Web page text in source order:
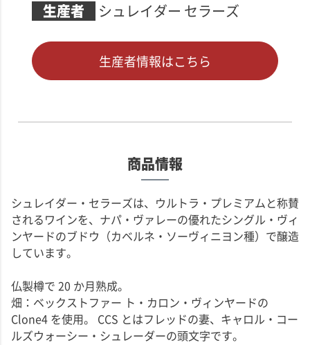
生産者 シュレイダー セラーズ
生産者情報はこちら
商品情報
シュレイダー・セラーズは、ウルトラ・プレミアムと称賛
されるワインを、ナパ・ヴァレーの優れたシングル・ヴィ
ンヤードのブドウ（カベルネ・ソーヴィニヨン種）で醸造
しています。
仏製樽で 20 か月熟成。
畑：ベックストファー ト・カロン・ヴィンヤードの
Clone4 を使用。 CCS とはフレッドの妻、キャロル・コー
ルズウォーシー・シュレーダーの頭文字です。